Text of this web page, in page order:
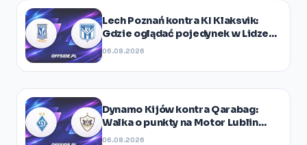
Lech Poznań kontra KI Klaksvik:
Gdzie oglądać pojedynek w Lidze
Europy?
06.08.2026
Dynamo Kijów kontra Qarabag:
Walka o punkty na Motor Lublin
Arena
06.08.2026